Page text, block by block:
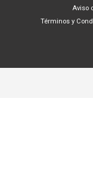
Aviso
Términos y